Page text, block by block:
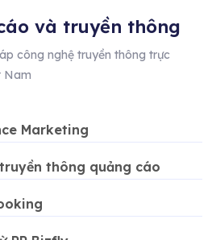
và truyền thông
công nghệ truyền thông trực
Nam
Marketing
thông quảng cáo